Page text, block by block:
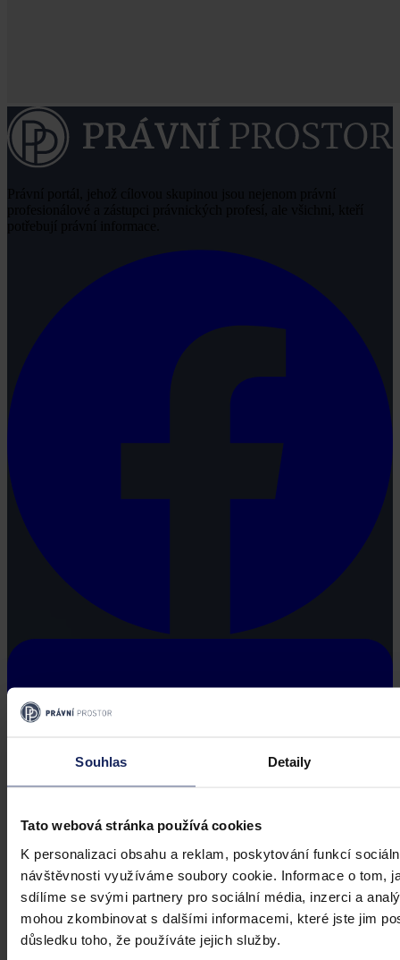
Souhlas Detaily
Tato webová stránka používá cookies
K personalizaci obsahu a reklam, poskytování funkcí
návštěvnosti využíváme soubory cookie. Informace o tom,
sdílíme se svými partnery pro sociální média, inzerci a
mohou zkombinovat s dalšími informacemi, které jste jim
důsledku toho, že používáte jejich služby.